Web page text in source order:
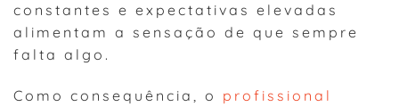
constantes e expectativas elevadas
alimentam a sensação de que sempre
falta algo.
Como consequência, o profissional